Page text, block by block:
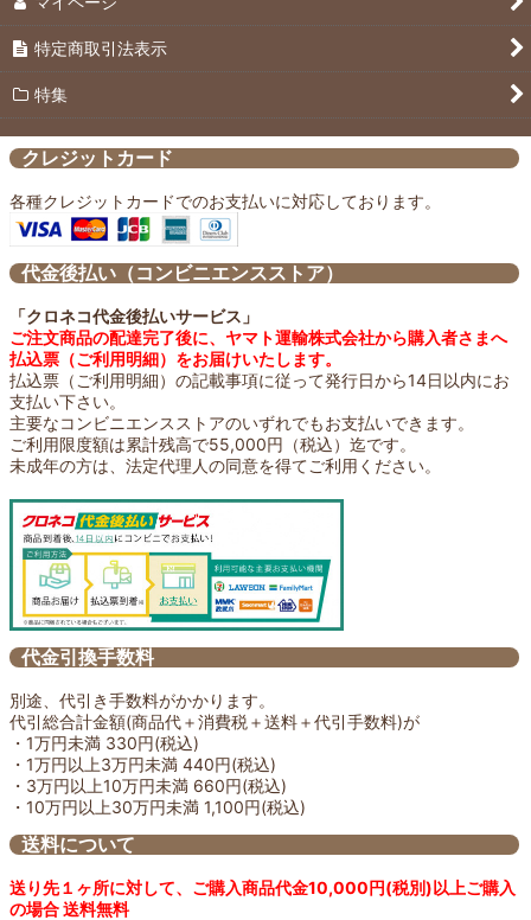
おすすめギフトセット
パンのおともに
ご飯のおともに
焼肉のおともに
日々の習慣に
SALE
特定商取引法表示
特集
クレジットカード
各種クレジットカードでのお支払いに対応しております。
代金後払い（コンビニエンスストア）
「クロネコ代金後払いサービス」
ご注文商品の配達完了後に、ヤマト運輸株式会社から購入者さまへ
払込票（ご利用明細）をお届けいたします。
払込票（ご利用明細）の記載事項に従って発行日から14日以内にお
支払い下さい。
主要なコンビニエンスストアのいずれでもお支払いできます。
ご利用限度額は累計残高で55,000円（税込）迄です。
未成年の方は、法定代理人の同意を得てご利用ください。
代金引換手数料
別途、代引き手数料がかかります。
代引総合計金額(商品代＋消費税＋送料＋代引手数料)が
・1万円未満 330円(税込)
・1万円以上3万円未満 440円(税込)
・3万円以上10万円未満 660円(税込)
・10万円以上30万円未満 1,100円(税込)
送料について
送り先１ヶ所に対して、ご購入商品代金10,000円(税別)以上ご購入
の場合 送料無料